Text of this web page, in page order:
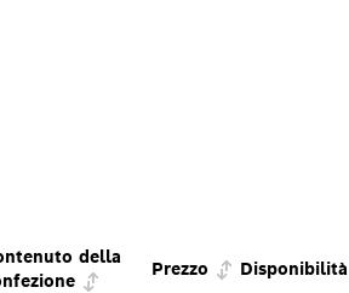
della
Prezzo Disponibilità